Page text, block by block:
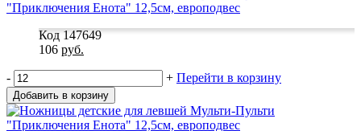
Код 147649
106 руб.
- + Перейти в корзину
Добавить в корзину